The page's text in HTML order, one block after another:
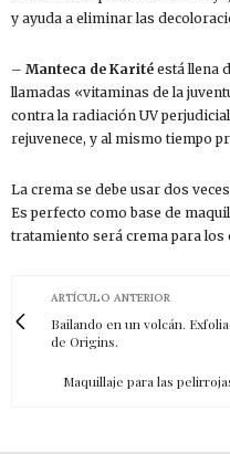
y ayuda a eliminar las
– Manteca de Karité está llena
llamadas «vitaminas de la
contra la radiación UV
rejuvenece, y al mismo tiempo
La crema se debe usar dos
Es perfecto como base de
tratamiento será crema para los
ARTÍCULO ANTERIOR
Bailando en un volcán.
de Origins.
Maquillaje para las